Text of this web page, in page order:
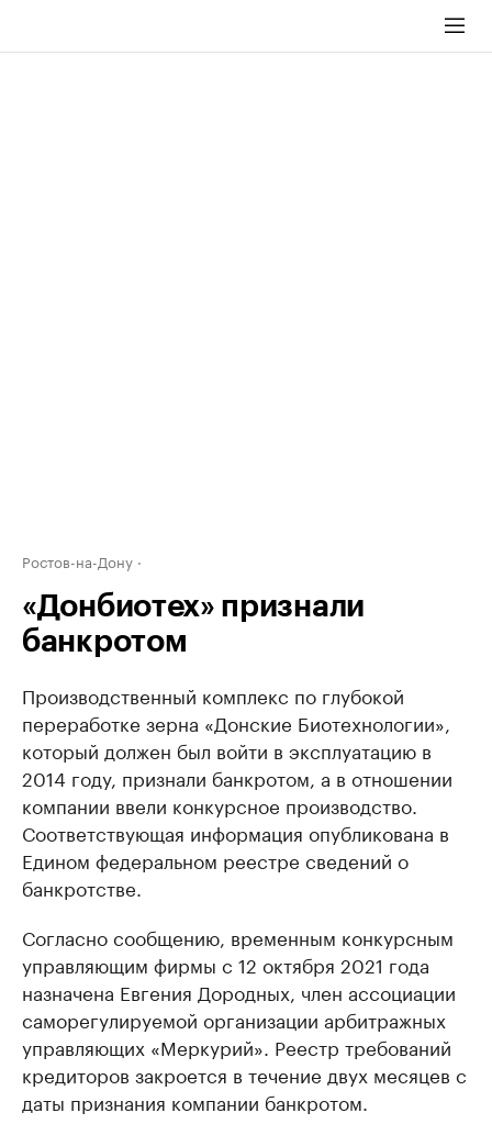
Ростов-на-Дону
«Донбиотех» признали
банкротом
Производственный комплекс по глубокой
переработке зерна «Донские Биотехнологии»,
который должен был войти в эксплуатацию в
2014 году, признали банкротом, а в отношении
компании ввели конкурсное производство.
Соответствующая информация опубликована в
Едином федеральном реестре сведений о
банкротстве.
Согласно сообщению, временным конкурсным
управляющим фирмы с 12 октября 2021 года
назначена Евгения Дородных, член ассоциации
саморегулируемой организации арбитражных
управляющих «Меркурий». Реестр требований
кредиторов закроется в течение двух месяцев с
даты признания компании банкротом.